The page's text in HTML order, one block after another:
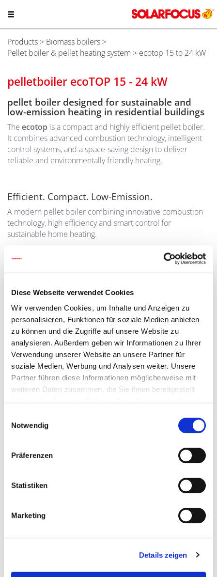
Diese Webseite verwendet Cookies
Wir verwenden Cookies, um Inhalte und Anzeigen zu
personalisieren, Funktionen für soziale Medien anbieten
zu können und die Zugriffe auf unsere Website zu
analysieren. Außerdem geben wir Informationen zu Ihrer
Verwendung unserer Website an unsere Partner für
soziale Medien, Werbung und Analysen weiter. Unsere
Partner führen diese Informationen möglicherweise mit
weiteren Daten zusammen, die Sie ihnen bereitgestellt
Notwendig
Präferenzen
Statistiken
Marketing
Details zeigen
Products > Biomass boilers >
Pellet boiler & pellet heating system > ecotop 15 to 24 kW
pelletboiler ecoTOP 15 - 24 kW
pellet boiler designed for sustainable and
low-emission heating in residential buildings
The ecotop is a compact and highly efficient pellet boiler.
It combines advanced combustion technology, intelligent
control systems, and a space-saving design to deliver
reliable and environmentally friendly heating.
Efficient. Compact. Low-Emission.
A modern pellet boiler combining innovative combustion
technology, high efficiency and smart control for
sustainable home heating.
Maximum energy from every pellet
Reduced fuel consumption and heating costs
Compact Design
Space-saving installation
Only~0.4 m² footprint
Ideal for
small boiler rooms